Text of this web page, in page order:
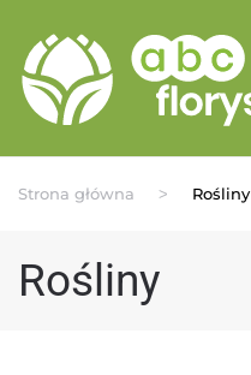
Przejdź do treści głównej
Strona główna Rośliny
Rośliny